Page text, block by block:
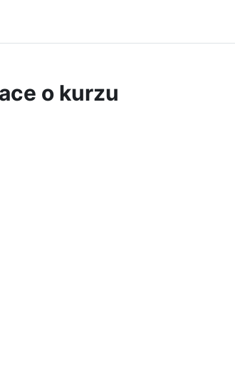
o kurzu